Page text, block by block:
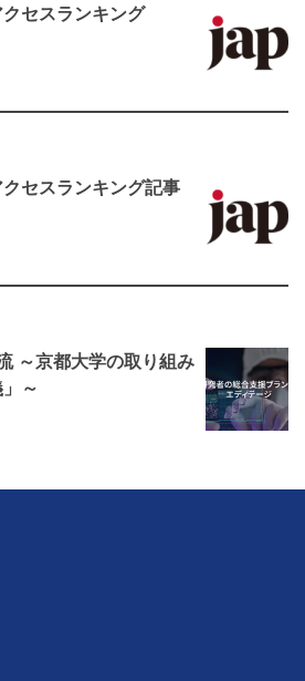
セスランキング
セスランキング記事
～京都大学の取り組み
～